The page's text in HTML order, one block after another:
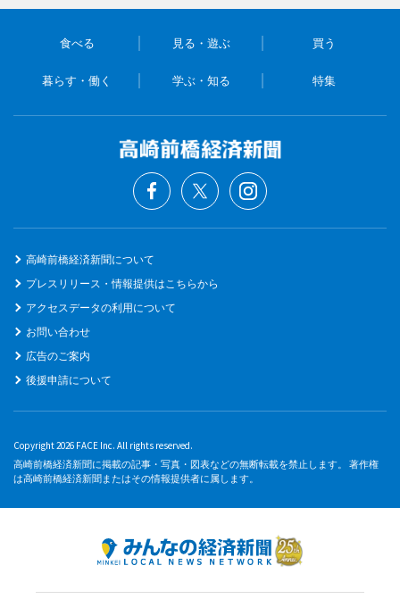
食べる 見る・遊ぶ 買う
暮らす・働く 学ぶ・知る 特集
高崎前橋経済新聞について
プレスリリース・情報提供はこちらから
アクセスデータの利用について
お問い合わせ
広告のご案内
後援申請について
Copyright 2026 FACE Inc. All rights reserved.
高崎前橋経済新聞に掲載の記事・写真・図表などの無断転載を禁止します。 著作権
は高崎前橋経済新聞またはその情報提供者に属します。